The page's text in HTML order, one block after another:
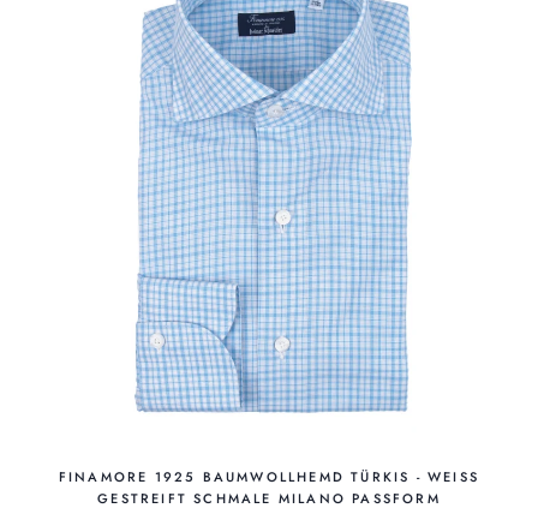
FINAMORE 1925 BAUMWOLLHEMD TÜRKIS - WEISS
GESTREIFT SCHMALE MILANO PASSFORM